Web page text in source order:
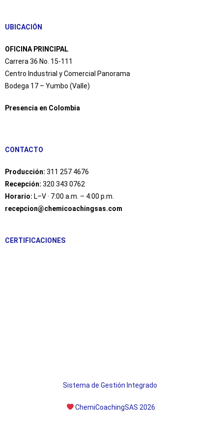
UBICACIÓN
OFICINA PRINCIPAL
Carrera 36 No. 15-111
Centro Industrial y Comercial Panorama
Bodega 17 – Yumbo (Valle)
Presencia en Colombia
CONTACTO
Producción: 311 257 4676
Recepción: 320 343 0762
Horario: L–V · 7:00 a.m. – 4:00 p.m.
recepcion@chemicoachingsas.com
CERTIFICACIONES
Sistema de Gestión Integrado
ChemiCoachingSAS 2026